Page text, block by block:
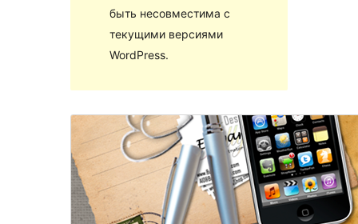
быть несовместима с
текущими версиями
WordPress.